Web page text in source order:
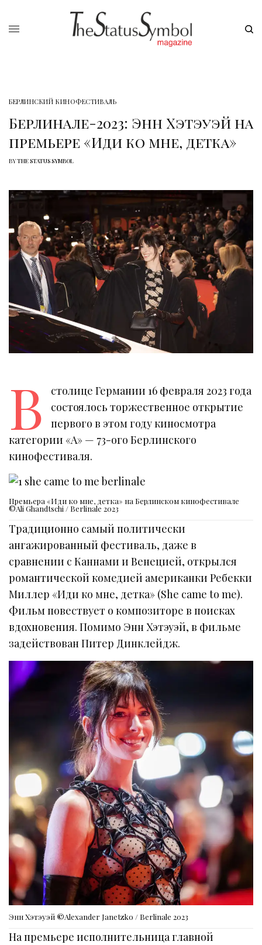
БЕРЛИНСКИЙ КИНОФЕСТИВАЛЬ
Берлинале-2023: Энн Хэтэуэй на
премьере «Иди ко мне, детка»
BYTHE STATUS SYMBOL
В
столице Германии 16 февраля 2023 года
состоялось торжественное открытие
первого в этом году киносмотра
категории «А» — 73-ого Берлинского
кинофестиваля.
Премьера «Иди ко мне, детка» на Берлинском кинофестивале
©Ali Ghandtschi / Berlinale 2023
Традиционно самый политически
ангажированный фестиваль, даже в
сравнении с Каннами и Венецией, открылся
романтической комедией американки Ребекки
Миллер «Иди ко мне, детка» (She came to me).
Фильм повествует о композиторе в поисках
вдохновения. Помимо Энн Хэтэуэй, в фильме
задействован Питер Динклейдж.
Энн Хэтэуэй ©Alexander Janetzko / Berlinale 2023
На премьере исполнительница главной